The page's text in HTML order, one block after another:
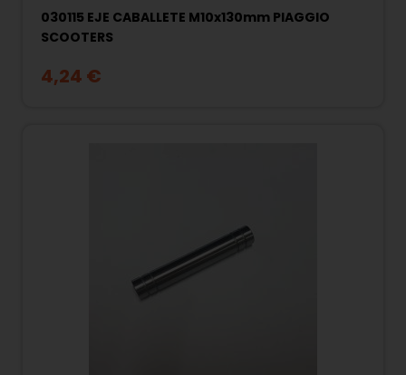
030115 EJE CABALLETE M10x130mm PIAGGIO
SCOOTERS
4,24 €